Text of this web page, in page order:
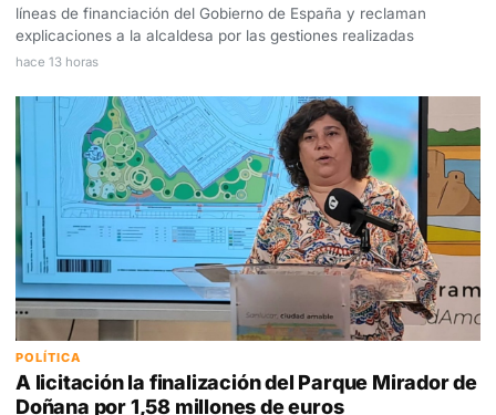
líneas de financiación del Gobierno de España y reclaman
explicaciones a la alcaldesa por las gestiones realizadas
hace 13 horas
POLÍTICA
A licitación la finalización del Parque Mirador de
Doñana por 1,58 millones de euros